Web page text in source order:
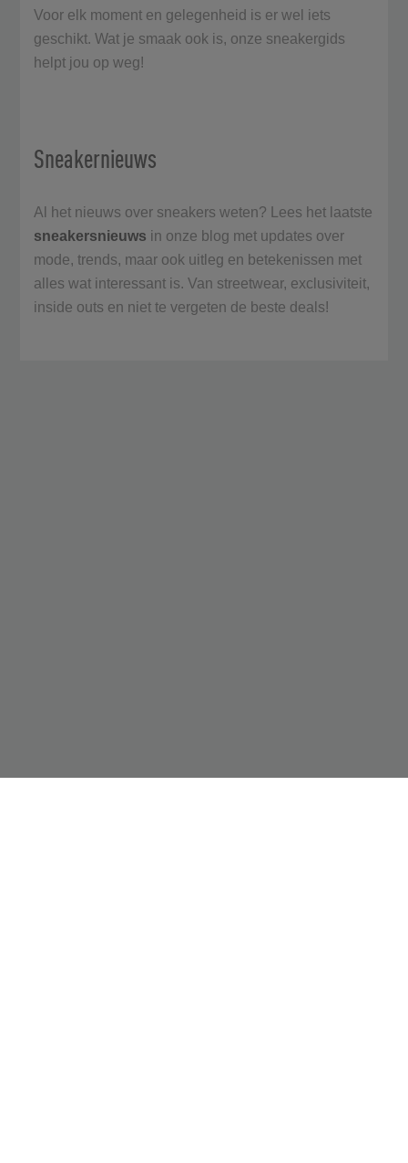
Voor elk moment en gelegenheid is er wel iets
geschikt. Wat je smaak ook is, onze sneakergids
helpt jou op weg!
Sneakernieuws
Al het nieuws over sneakers weten? Lees het laatste
sneakersnieuws in onze blog met updates over
mode, trends, maar ook uitleg en betekenissen met
alles wat interessant is. Van streetwear, exclusiviteit,
inside outs en niet te vergeten de beste deals!